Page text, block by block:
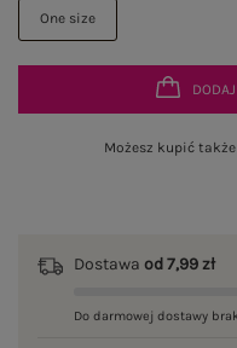
One size
Możesz kupić
Dostawa od 7,99 zł
Do darmowej dostawy